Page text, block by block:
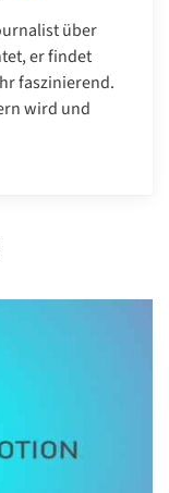
über
er findet
faszinierend.
wird und